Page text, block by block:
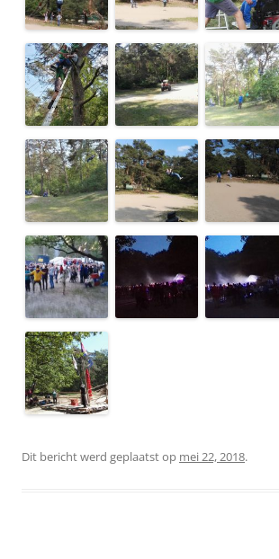
Dit bericht werd geplaatst op mei 22, 2018.